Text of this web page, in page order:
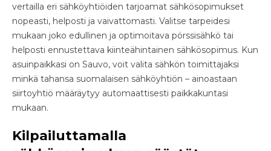
vertailla eri sähköyhtiöiden tarjoamat sähkösopimukset
nopeasti, helposti ja vaivattomasti. Valitse tarpeidesi
mukaan joko edullinen ja optimoitava pörssisähkö tai
helposti ennustettava kiinteähintainen sähkösopimus. Kun
asuinpaikkasi on Sauvo, voit valita sähkön toimittajaksi
minkä tahansa suomalaisen sähköyhtiön – ainoastaan
siirtoyhtiö määräytyy automaattisesti paikkakuntasi
mukaan.
Kilpailuttamalla